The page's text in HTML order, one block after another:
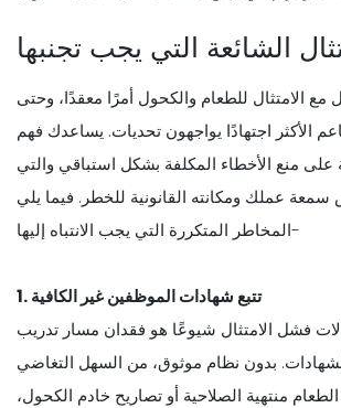
الشائعة التي يجب تجنبها
مع الامتثال للطعام والكحول أمرًا معقدًا، وحتى
الأكثر اجتهادًا يواجهون تحديات. يساعدك فهم
على منع الأخطاء المكلفة بشكل استباقي والتي
عملك ومكانته القانونية للخطر. فيما يلي
المخاطر المتكررة التي يجب الانتباه إليها-
1. تتبع شهادات الموظفين غير الكافية
فشل الامتثال شيوعًا هو فقدان مسار تدريب
بدون نظام موثوق، من السهل التغاضي
منتهية الصلاحية أو تصاريح خادم الكحول،